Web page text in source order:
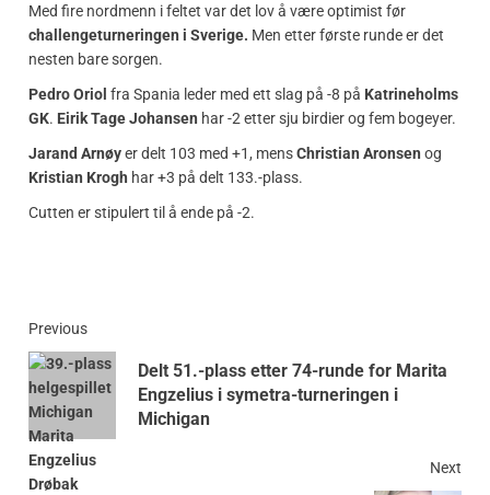
Med fire nordmenn i feltet var det lov å være optimist før
challengeturneringen i Sverige. Men etter første runde er det
nesten bare sorgen.
Pedro Oriol fra Spania leder med ett slag på -8 på Katrineholms
GK. Eirik Tage Johansen har -2 etter sju birdier og fem bogeyer.
Jarand Arnøyer delt 103 med +1, mensChristian Aronsen og
Kristian Krogh har +3 på delt 133.-plass.
Cutten er stipulert til å ende på -2.
Previous
Delt 51.-plass etter 74-runde for Marita
Engzelius i symetra-turneringen i
Michigan
Next